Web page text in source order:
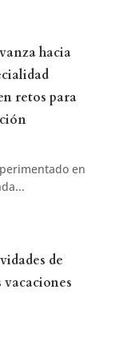
hacia
retos para
en
de